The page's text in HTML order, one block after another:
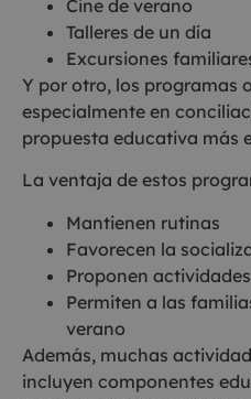
Cine de verano
Talleres de un día
Excursiones
Y por otro, los programas
especialmente en
propuesta educativa más
La ventaja de estos
Mantienen rutinas
Favorecen la
Proponen
Permiten a las
verano
Además, muchas
incluyen componentes